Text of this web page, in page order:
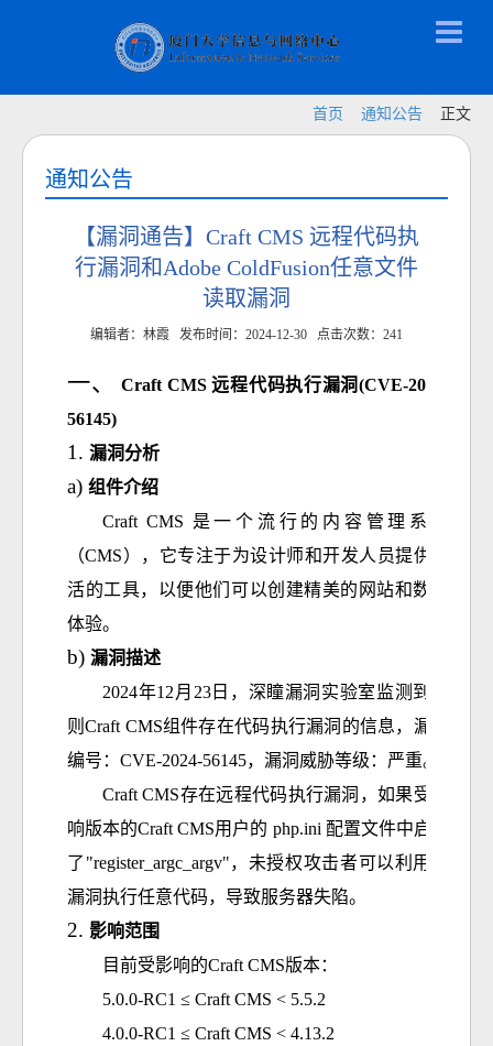
首页 通知公告 正文
通知公告
【漏洞通告】Craft CMS 远程代码执
行漏洞和Adobe ColdFusion任意文件
读取漏洞
编辑者：林霞 发布时间：2024-12-30 点击次数： 241
Craft CMS 远程代码执行漏洞(CVE-2024-
56145)
漏洞分析
组件介绍
Craft CMS 是一个流行的内容管理系统
（CMS），它专注于为设计师和开发人员提供灵
活的工具，以便他们可以创建精美的网站和数字
体验。
漏洞描述
2024年12月23日，深瞳漏洞实验室监测到一
则Craft CMS组件存在代码执行漏洞的信息，漏洞
编号：CVE-2024-56145，漏洞威胁等级：严重。
Craft CMS存在远程代码执行漏洞，如果受影
响版本的Craft CMS用户的 php.ini 配置文件中启用
了"register_argc_argv"，未授权攻击者可以利用该
漏洞执行任意代码，导致服务器失陷。
影响范围
目前受影响的Craft CMS版本：
5.0.0-RC1 ≤ Craft CMS < 5.5.2
4.0.0-RC1 ≤ Craft CMS < 4.13.2